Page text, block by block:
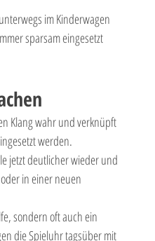
im Kinderwagen
sparsam eingesetzt
Klang wahr und verknüpft
werden.
jetzt deutlicher wieder und
in einer neuen
sondern oft auch ein
die Spieluhr tagsüber mit